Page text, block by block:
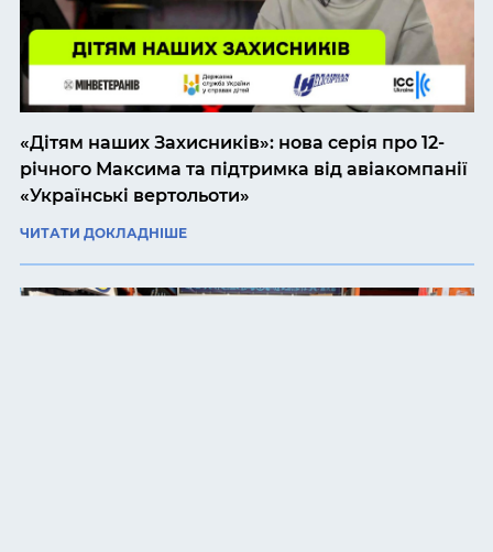
«Дітям наших Захисників»: нова серія про 12-
річного Максима та підтримка від авіакомпанії
«Українські вертольоти»
ЧИТАТИ ДОКЛАДНІШЕ